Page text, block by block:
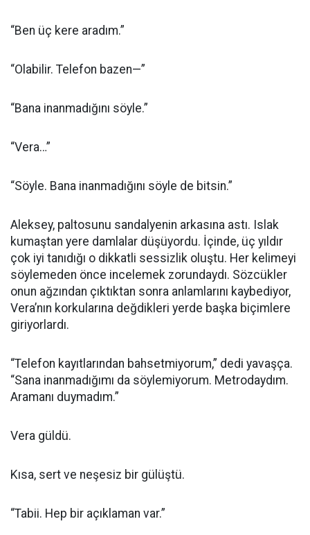
“Ben üç kere aradım.”
“Olabilir. Telefon bazen—”
“Bana inanmadığını söyle.”
“Vera…”
“Söyle. Bana inanmadığını söyle de bitsin.”
Aleksey, paltosunu sandalyenin arkasına astı. Islak
kumaştan yere damlalar düşüyordu. İçinde, üç yıldır
çok iyi tanıdığı o dikkatli sessizlik oluştu. Her kelimeyi
söylemeden önce incelemek zorundaydı. Sözcükler
onun ağzından çıktıktan sonra anlamlarını kaybediyor,
Vera’nın korkularına değdikleri yerde başka biçimlere
giriyorlardı.
“Telefon kayıtlarından bahsetmiyorum,” dedi yavaşça.
“Sana inanmadığımı da söylemiyorum. Metrodaydım.
Aramanı duymadım.”
Vera güldü.
Kısa, sert ve neşesiz bir gülüştü.
“Tabii. Hep bir açıklaman var.”